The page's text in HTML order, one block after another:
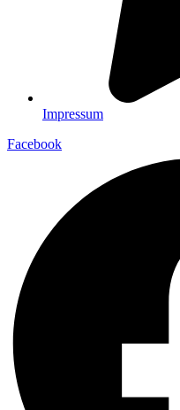
Impressum
Facebook